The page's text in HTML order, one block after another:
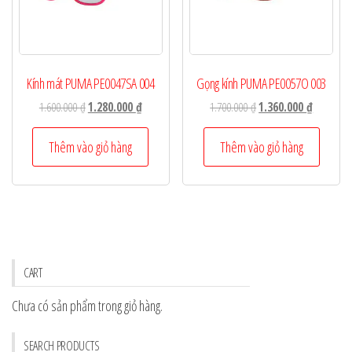
Kính mát PUMA PE0047SA 004
1.600.000₫Giá
gốc
là:
1.600.000 ₫.
1.280.000₫Giá
hiện
là:
1.280.000 ₫.
Thêm vào giỏ hàng
Gọng kính PUMA PE0057O 003
1.700.000₫Giá
gốc
là:
1.700.000 ₫.
1.360.000₫Giá
hiện
là:
Thêm vào giỏ hàng
CART
Chưa có sản phẩm trong giỏ hàng.
SEARCH PRODUCTS